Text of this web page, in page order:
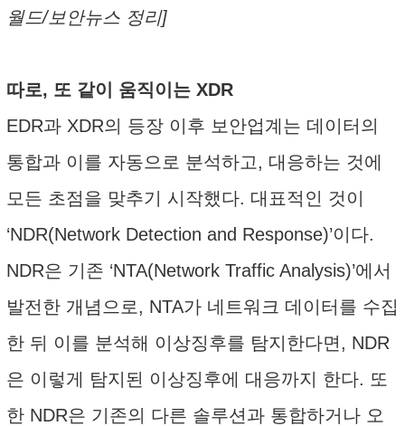
월드/보안뉴스 정리]
따로, 또 같이 움직이는 XDR
EDR과 XDR의 등장 이후 보안업계는 데이터의
통합과 이를 자동으로 분석하고, 대응하는 것에
모든 초점을 맞추기 시작했다. 대표적인 것이
‘NDR(Network Detection and Response)’이다.
NDR은 기존 ‘NTA(Network Traffic Analysis)’에서
발전한 개념으로, NTA가 네트워크 데이터를 수집
한 뒤 이를 분석해 이상징후를 탐지한다면, NDR
은 이렇게 탐지된 이상징후에 대응까지 한다. 또
한 NDR은 기존의 다른 솔루션과 통합하거나 오